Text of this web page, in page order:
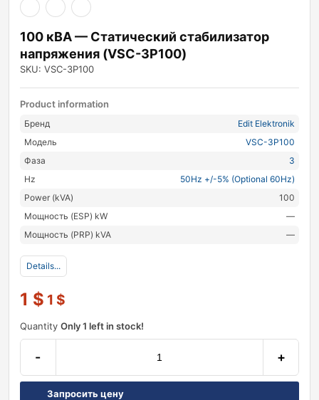
100 кВА — Статический стабилизатор
напряжения (VSC-3P100)
SKU: VSC-3P100
Product information
Бренд
Edit Elektronik
Модель
VSC-3P100
Фаза
3
Hz
50Hz +/-5% (Optional 60Hz)
Power (kVA)
100
Мощность (ESP) kW
—
Мощность (PRP) kVA
—
Details...
1 $ 1 $
Quantity Only 1 left in stock!
- +
Запросить цену